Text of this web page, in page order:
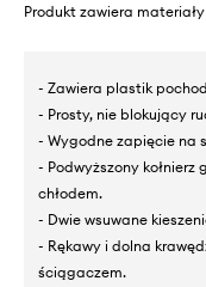
Produkt zawiera
- Zawiera plastik
- Prosty, nie blokujący
- Wygodne zapięcie na
- Podwyższony
chłodem.
- Dwie wsuwane
- Rękawy i dolna
ściągaczem.